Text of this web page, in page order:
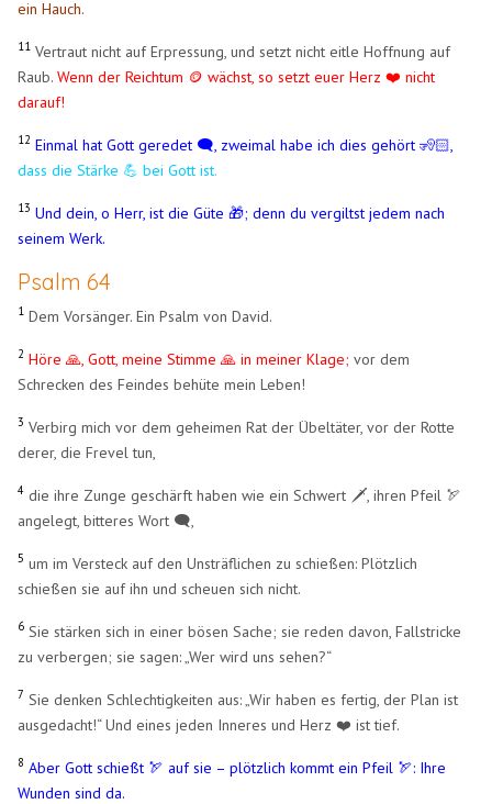
ein Hauch.
11 Vertraut nicht auf Erpressung, und setzt nicht eitle Hoffnung auf
Raub.Wenn der Reichtum 🪙 wächst, so setzt euer Herz ❤️ nicht
darauf!
12 Einmal hat Gott geredet 🗨️, zweimal habe ich dies gehört 🧏🏻,
dass die Stärke 💪 bei Gott ist.
13 Und dein, o Herr, ist die Güte 🎁; denn du vergiltst jedem nach
seinem Werk.
Psalm 64
1 Dem Vorsänger. Ein Psalm von David.
2 Höre 🙏, Gott, meine Stimme 🙏 in meiner Klage; vor dem
Schrecken des Feindes behüte mein Leben!
3 Verbirg mich vor dem geheimen Rat der Übeltäter, vor der Rotte
derer, die Frevel tun,
4 die ihre Zunge geschärft haben wie ein Schwert 🗡️, ihren Pfeil 🏹
angelegt, bitteres Wort 🗨️,
5 um im Versteck auf den Unsträflichen zu schießen: Plötzlich
schießen sie auf ihn und scheuen sich nicht.
6 Sie stärken sich in einer bösen Sache; sie reden davon, Fallstricke
zu verbergen; sie sagen: „Wer wird uns sehen?“
7 Sie denken Schlechtigkeiten aus: „Wir haben es fertig, der Plan ist
ausgedacht!“ Und eines jeden Inneres und Herz ❤️ ist tief.
8 Aber Gott schießt 🏹 auf sie – plötzlich kommt ein Pfeil 🏹: Ihre
Wunden sind da.